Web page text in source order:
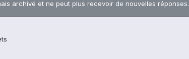
archivé et ne peut plus recevoir de nouvelles réponses.